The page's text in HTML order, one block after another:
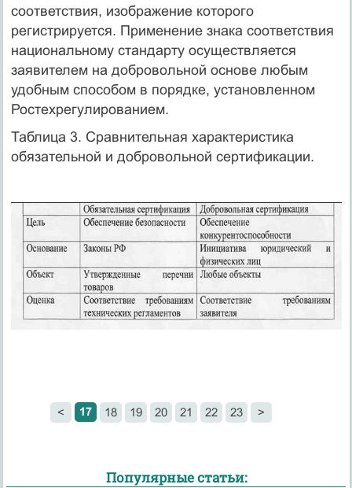
соответствия, изображение которого
регистрируется. Применение знака соответствия
национальному стандарту осуществляется
заявителем на добровольной основе любым
удобным способом в порядке, установленном
Ростехрегулированием.
Таблица 3. Сравнительная характеристика
обязательной и добровольной сертификации.
< 17 18 19 20 21 22 23 >
Популярные статьи: